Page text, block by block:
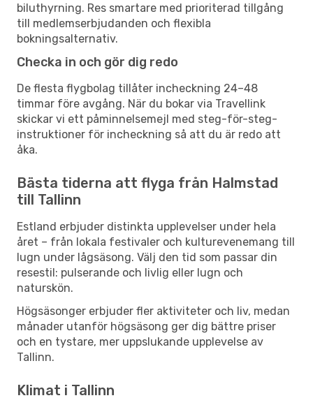
biluthyrning. Res smartare med prioriterad tillgång
till medlemserbjudanden och flexibla
bokningsalternativ.
Checka in och gör dig redo
De flesta flygbolag tillåter incheckning 24–48
timmar före avgång. När du bokar via Travellink
skickar vi ett påminnelsemejl med steg-för-steg-
instruktioner för incheckning så att du är redo att
åka.
Bästa tiderna att flyga från Halmstad
till Tallinn
Estland erbjuder distinkta upplevelser under hela
året – från lokala festivaler och kulturevenemang till
lugn under lågsäsong. Välj den tid som passar din
resestil: pulserande och livlig eller lugn och
naturskön.
Högsäsonger erbjuder fler aktiviteter och liv, medan
månader utanför högsäsong ger dig bättre priser
och en tystare, mer uppslukande upplevelse av
Tallinn.
Klimat i Tallinn